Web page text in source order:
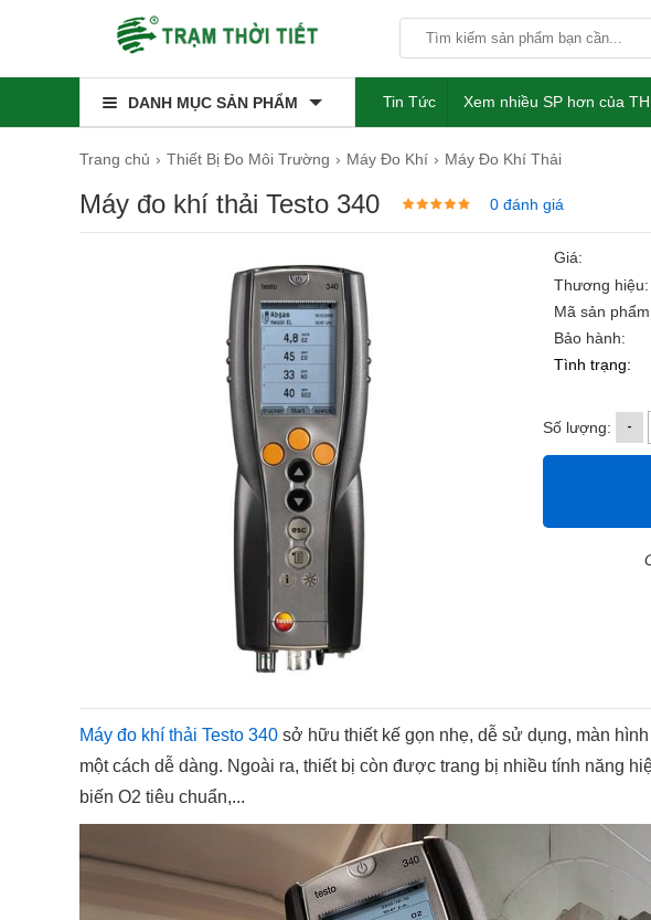
DANH MỤC SẢN PHẨM Tin Tức Xem nhiều SP hơn của
Trang chủ Thiết Bị Đo Môi Trường Máy Đo Khí Máy Đo Khí Thải
Máy đo khí thải Testo 340 0 đánh giá
Giá:
Thương hiệu:
Mã sản
Bảo hành:
Tình trạng:
Số lượng: -
Máy đo khí thải Testo 340 sở hữu thiết kế gọn nhẹ, dễ sử dụng, màn
một cách dễ dàng. Ngoài ra, thiết bị còn được trang bị nhiều tính năng
biến O2 tiêu chuẩn,...